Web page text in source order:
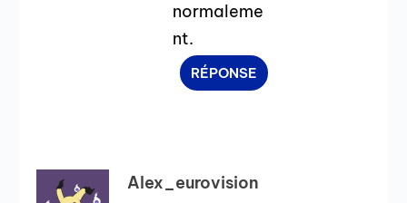
normaleme
nt.
RÉPONSE
Alex_eurovision